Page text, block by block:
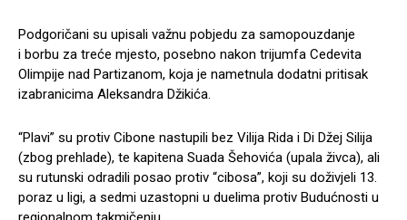
Podgoričani su upisali važnu pobjedu za samopouzdanje
i borbu za treće mjesto, posebno nakon trijumfa Cedevita
Olimpije nad Partizanom, koja je nametnula dodatni pritisak
izabranicima Aleksandra Džikića.
“Plavi” su protiv Cibone nastupili bez Vilija Rida i Di Džej Silija
(zbog prehlade), te kapitena Suada Šehovića (upala živca), ali
su rutunski odradili posao protiv “cibosa”, koji su doživjeli 13.
poraz u ligi, a sedmi uzastopni u duelima protiv Budućnosti u